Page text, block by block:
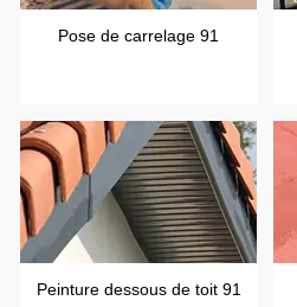
Pose de carrelage 91
Peinture dessous de toit 91